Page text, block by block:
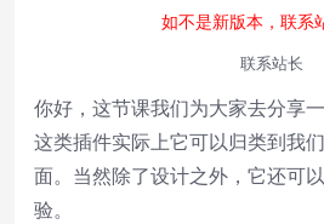
Current Time0:00
0:00
Loaded
: 0%
Stream TypeLIVE
Seek to live, currently behind live
Remaining Time 0:00
如不是新版本，联系
联系站长
你好，这节课我们为大家去分享
这类插件实际上它可以归类到我
面。当然除了设计之外，它还可
验。